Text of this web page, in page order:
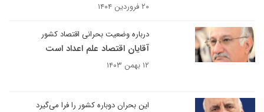
۲۰ فروردین ۱۴۰۴
درباره وضعیت بحرانی اقتصاد کشور
آقایان اقتصاد علم اعداد است
۱۲ بهمن ۱۴۰۳
این بحران دوباره کشور را فرا می‌گیرد